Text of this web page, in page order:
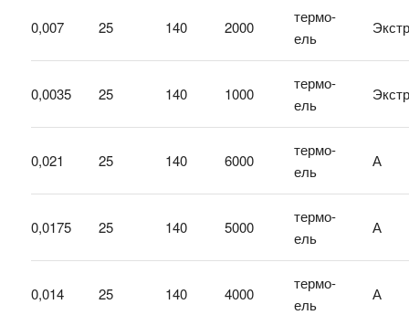
0,007 25 140 2000
термо-
ель
0,0035 25 140 1000
термо-
ель
0,021 25 140 6000
термо-
ель
А
0,0175 25 140 5000
термо-
ель
А
0,014 25 140 4000
термо-
ель
А